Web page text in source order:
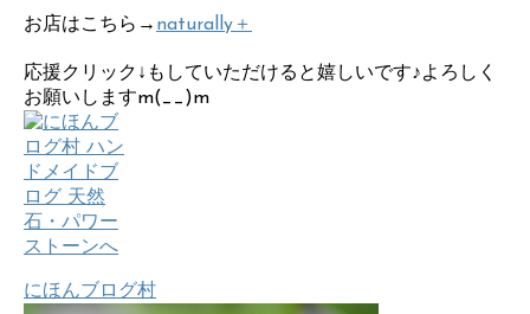
お店はこちら→ naturally＋
応援クリック↓もしていただけると嬉しいです♪よろしく
お願いしますm(__)m
にほんブログ村